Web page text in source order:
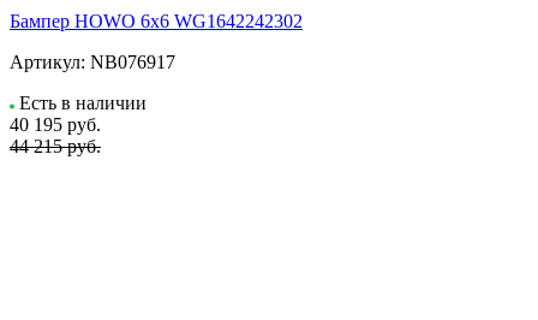
Бампер HOWO 6х6 WG1642242302
Артикул: NB076917
Есть в наличии
40 195 руб.
44 215 руб.